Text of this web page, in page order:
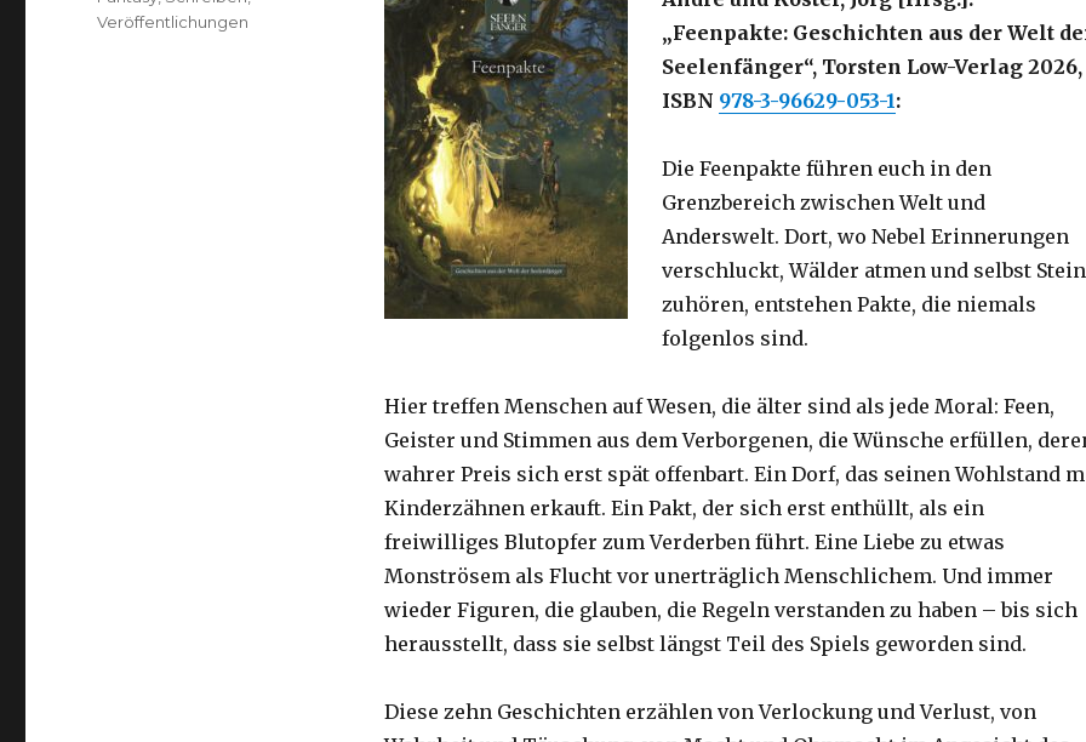
„Feenpakte: Geschichten aus der Welt
Seelenfänger“, Torsten Low-Verlag 2026,
ISBN 978-3-96629-053-1:
Die Feenpakte führen euch in den
Grenzbereich zwischen Welt und
Anderswelt. Dort, wo Nebel Erinnerungen
verschluckt, Wälder atmen und selbst
zuhören, entstehen Pakte, die niemals
folgenlos sind.
Hier treffen Menschen auf Wesen, die älter sind als jede Moral: Feen,
Geister und Stimmen aus dem Verborgenen, die Wünsche erfüllen,
wahrer Preis sich erst spät offenbart. Ein Dorf, das seinen Wohlstand
Kinderzähnen erkauft. Ein Pakt, der sich erst enthüllt, als ein
freiwilliges Blutopfer zum Verderben führt. Eine Liebe zu etwas
Monströsem als Flucht vor unerträglich Menschlichem. Und immer
wieder Figuren, die glauben, die Regeln verstanden zu haben – bis sich
herausstellt, dass sie selbst längst Teil des Spiels geworden sind.
Diese zehn Geschichten erzählen von Verlockung und Verlust, von
Veröffentlichungen